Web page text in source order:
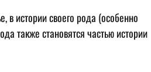
в истории своего рода (особенно
также становятся частью истории